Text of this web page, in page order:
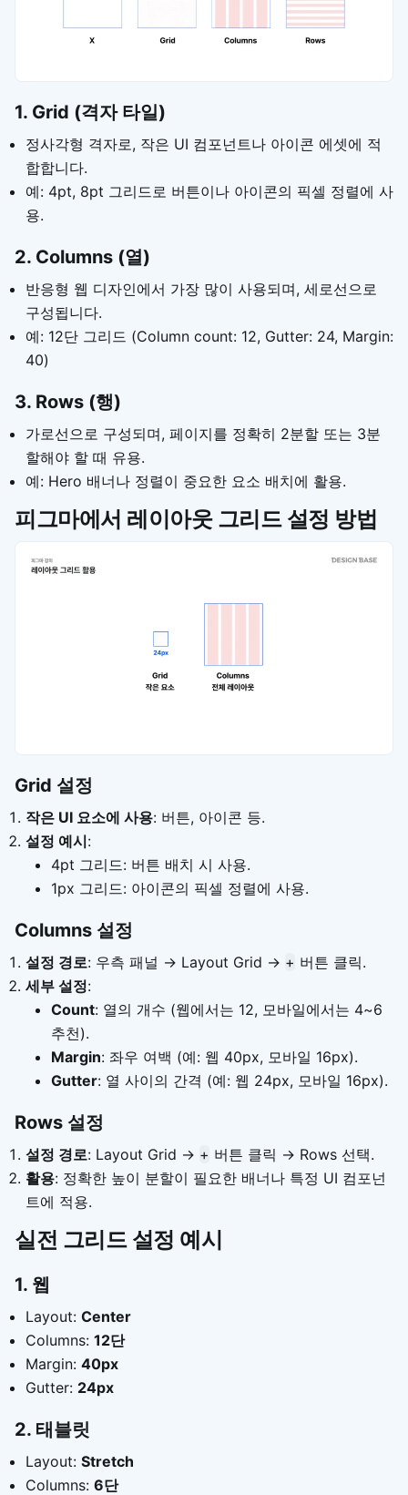
1. Grid (격자 타일)
정사각형 격자로, 작은 UI 컴포넌트나 아이콘 에셋에 적
합합니다.
예: 4pt, 8pt 그리드로 버튼이나 아이콘의 픽셀 정렬에 사
용.
2. Columns (열)
반응형 웹 디자인에서 가장 많이 사용되며, 세로선으로
구성됩니다.
예: 12단 그리드 (Column count: 12, Gutter: 24, Margin:
40)
3. Rows (행)
가로선으로 구성되며, 페이지를 정확히 2분할 또는 3분
할해야 할 때 유용.
예: Hero 배너나 정렬이 중요한 요소 배치에 활용.
피그마에서 레이아웃 그리드 설정 방법
Grid 설정
작은 UI 요소에 사용: 버튼, 아이콘 등.
설정 예시:
4pt 그리드: 버튼 배치 시 사용.
1px 그리드: 아이콘의 픽셀 정렬에 사용.
Columns 설정
설정 경로: 우측 패널 → Layout Grid → + 버튼 클릭.
세부 설정:
Count: 열의 개수 (웹에서는 12, 모바일에서는 4~6
추천).
Margin: 좌우 여백 (예: 웹 40px, 모바일 16px).
Gutter: 열 사이의 간격 (예: 웹 24px, 모바일 16px).
Rows 설정
설정 경로: Layout Grid → + 버튼 클릭 → Rows 선택.
활용: 정확한 높이 분할이 필요한 배너나 특정 UI 컴포넌
트에 적용.
실전 그리드 설정 예시
1. 웹
Layout: Center
Columns: 12단
Margin: 40px
Gutter: 24px
2. 태블릿
Layout: Stretch
Columns: 6단